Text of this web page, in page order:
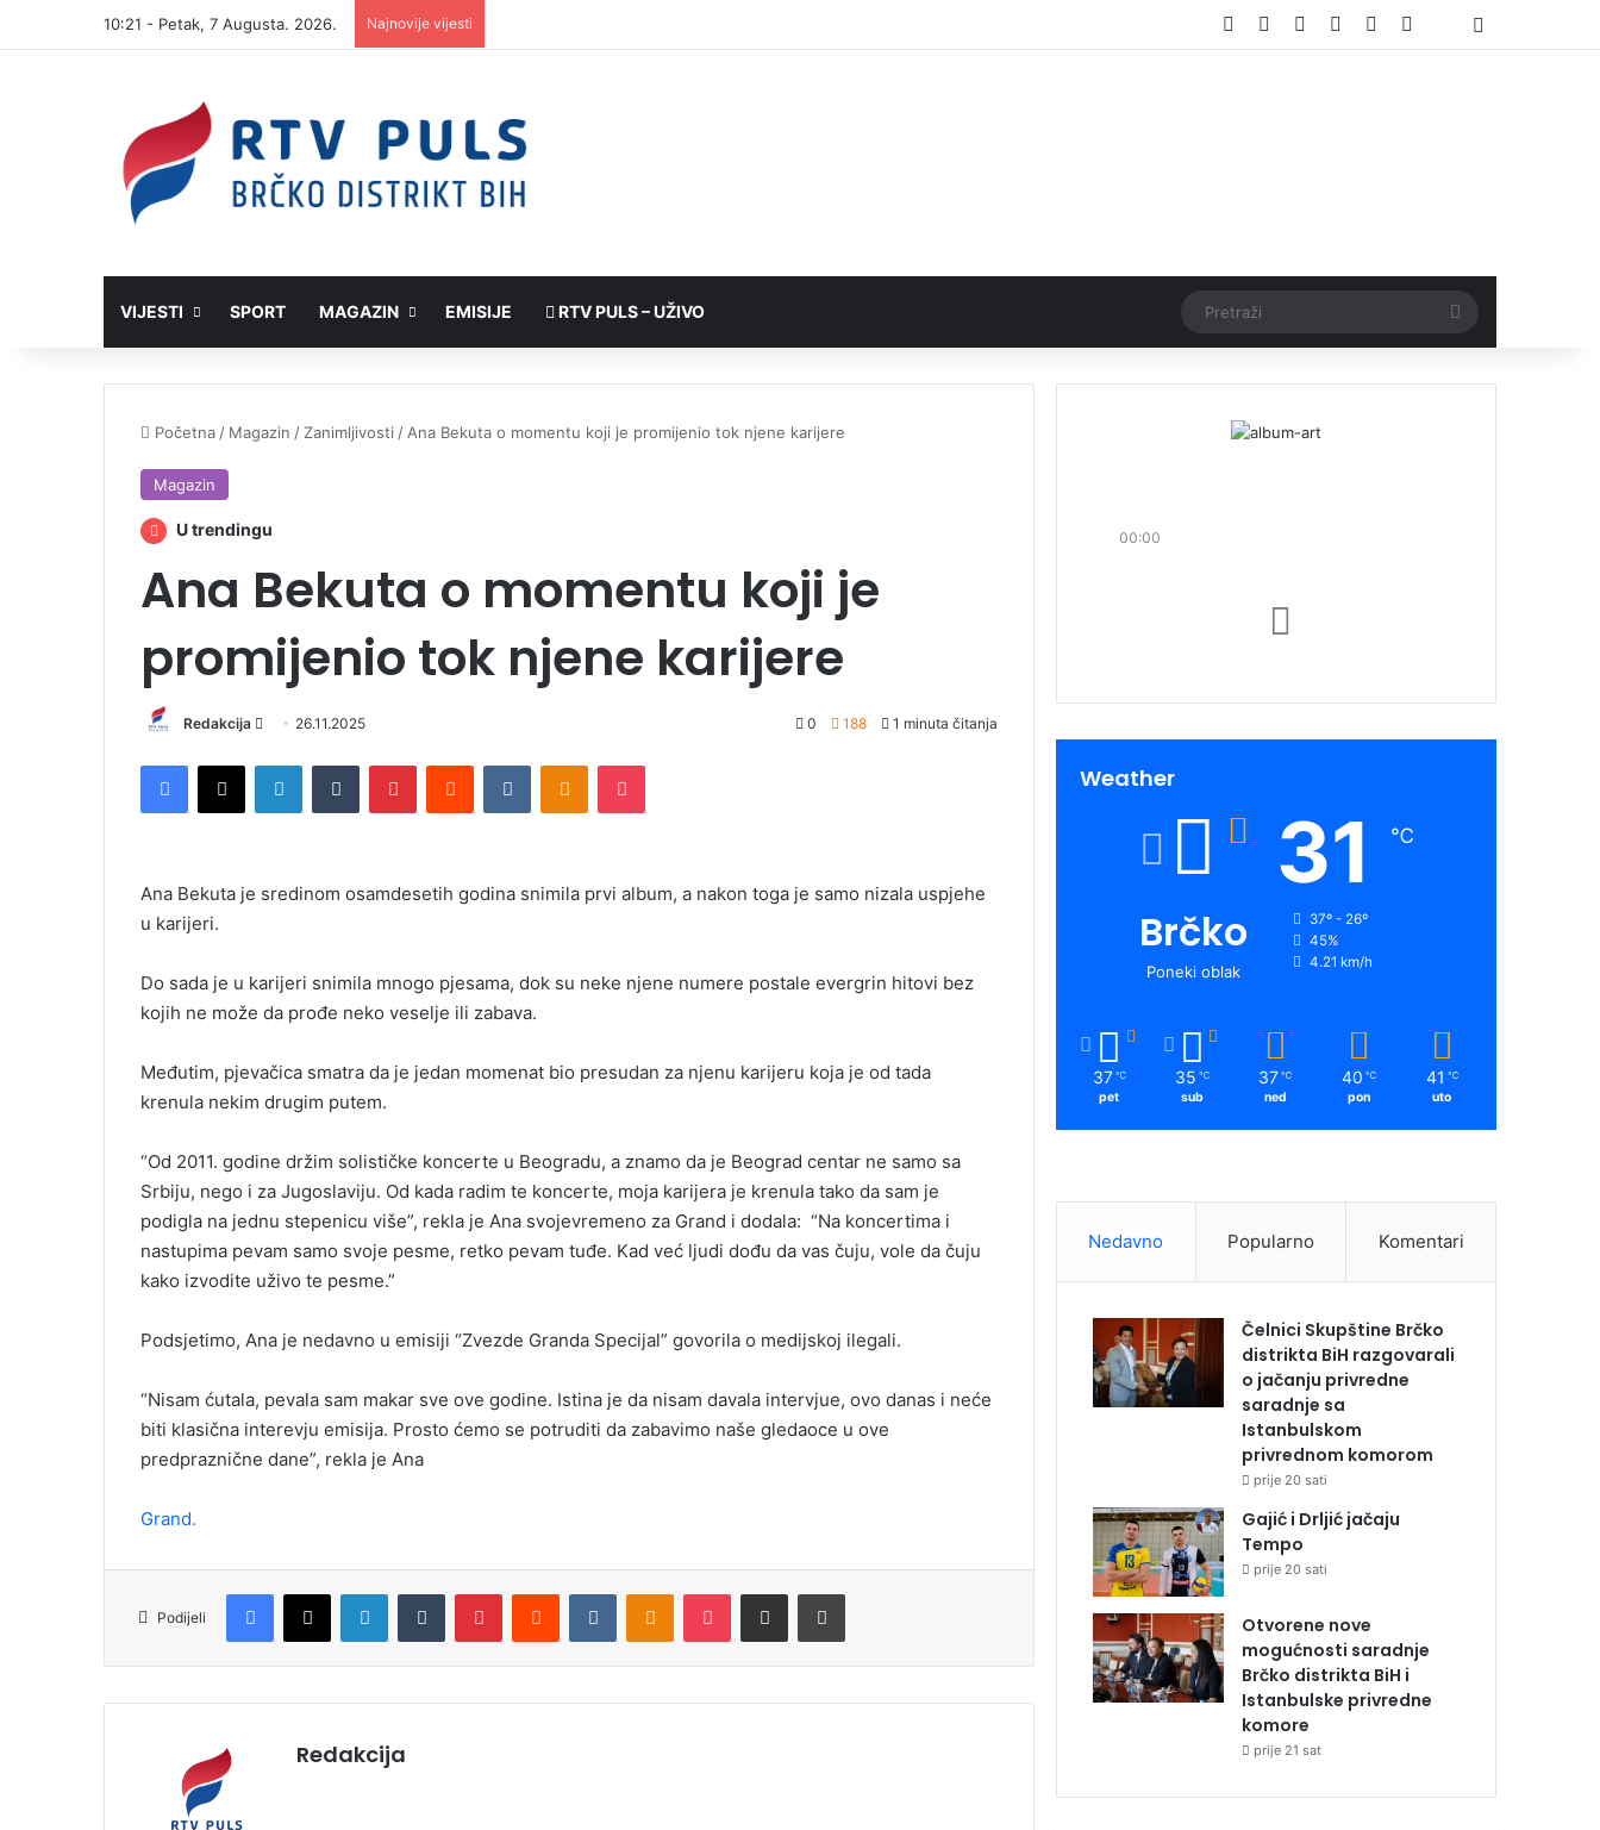
10:21 - Petak, 7 Augusta. 2026. Najnovije vijesti Facebook PinterestYouTubeInstagram Threads
VIJESTI SPORT MAGAZIN EMISIJE RTV PULS – UŽIVO
Početna / Magazin / Zanimljivosti / Ana Bekuta o momentu koji je promijenio tok njene karijere
Magazin
U trendingu
Ana Bekuta o momentu koji je
promijenio tok njene karijere
Redakcija
d
e
i
l
26.11.2025 0 188 1 minuta čitanja
Ana Bekuta je sredinom osamdesetih godina snimila prvi album, a nakon toga je samo nizala uspjehe
u karijeri.
Do sada je u karijeri snimila mnogo pjesama, dok su neke njene numere postale evergrin hitovi bez
kojih ne može da prođe neko veselje ili zabava.
Međutim, pjevačica smatra da je jedan momenat bio presudan za njenu karijeru koja je od tada
krenula nekim drugim putem.
“Od 2011. godine držim solističke koncerte u Beogradu, a znamo da je Beograd centar ne samo sa
Srbiju, nego i za Jugoslaviju. Od kada radim te koncerte, moja karijera je krenula tako da sam je
podigla na jednu stepenicu više”, rekla je Ana svojevremeno za Grand i dodala: “Na koncertima i
nastupima pevam samo svoje pesme, retko pevam tuđe. Kad već ljudi dođu da vas čuju, vole da čuju
kako izvodite uživo te pesme.”
Podsjetimo, Ana je nedavno u emisiji “Zvezde Granda Specijal” govorila o medijskoj ilegali.
“Nisam ćutala, pevala sam makar sve ove godine. Istina je da nisam davala intervjue, ovo danas i neće
biti klasična interevju emisija. Prosto ćemo se potruditi da zabavimo naše gledaoce u ove
predpraznične dane”, rekla je Ana
Grand.
Podijeli
Redakcija
00:00
Weather
Brčko
Poneki oblak
31 ℃
37º - 26º
45%
4.21 km/h
37 ℃
pet
35 ℃
sub
37 ℃
ned
40 ℃
pon
41 ℃
uto
Nedavno Popularno Komentari
Čelnici Skupštine Brčko
distrikta BiH razgovarali
o jačanju privredne
saradnje sa
Istanbulskom
privrednom komorom
prije 20 sati
Gajić i Drljić jačaju
Tempo
prije 20 sati
Otvorene nove
mogućnosti saradnje
Brčko distrikta BiH i
Istanbulske privredne
komore
prije 21 sat